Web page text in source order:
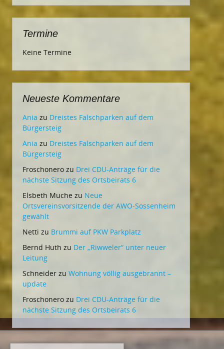
Termine
Keine Termine
Neueste Kommentare
Ania zu Dreistes Falschparken auf dem
Bürgersteig
Ania zu Dreistes Falschparken auf dem
Bürgersteig
Froschonero zu Drei CDU-Anträge für die
nächste Sitzung des Ortsbeirats 6
Elsbeth Muche zu Neue
Ortsvereinsvorsitzende der AWO-Sossenheim
gewählt
Netti zu Brummi auf PKW Parkplatz
Bernd Huth zu Der „Riwweler“ unter neuer
Leitung
Schneider zu Wohnung völlig ausgebrannt –
update
Froschonero zu Drei CDU-Anträge für die
nächste Sitzung des Ortsbeirats 6